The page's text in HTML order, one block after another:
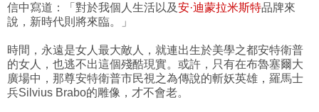
信中寫道：「對於我個人生活以及安·迪蒙拉米斯特品牌來
說，新時代則將來臨。」
時間，永遠是女人最大敵人，就連出生於美學之都安特衛普
的女人，也逃不出這個殘酷現實。或許，只有在布魯塞爾大
廣場中，那尊安特衛普市民視之為傳說的斬妖英雄，羅馬士
兵Silvius Brabo的雕像，才不會老。